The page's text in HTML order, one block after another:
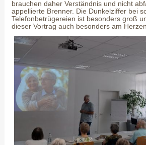
brauchen daher Verständnis und nicht
appellierte Brenner. Die Dunkelziffer bei
Telefonbetrügereien ist besonders groß
dieser Vortrag auch besonders am